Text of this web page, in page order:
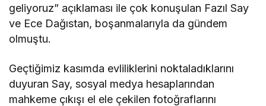
geliyoruz” açıklaması ile çok konuşulan Fazıl Say
ve Ece Dağıstan, boşanmalarıyla da gündem
olmuştu.
Geçtiğimiz kasımda evliliklerini noktaladıklarını
duyuran Say, sosyal medya hesaplarından
mahkeme çıkışı el ele çekilen fotoğraflarını